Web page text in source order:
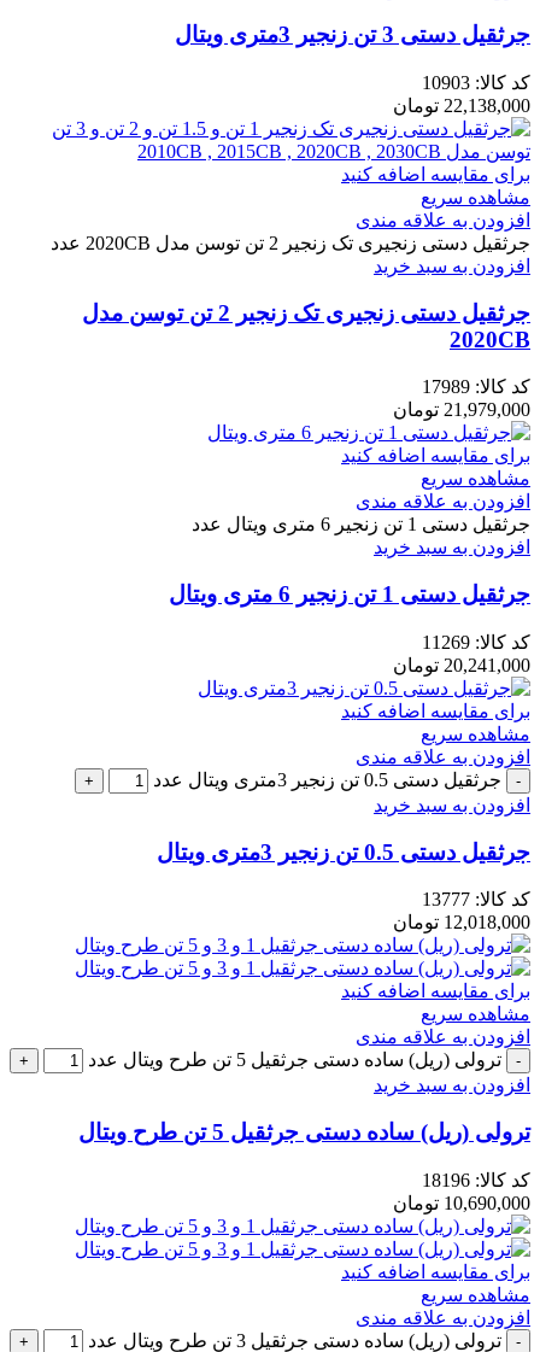
جرثقیل دستی 3 تن زنجیر 3متری ویتال
کد کالا: 10903
22,138,000 تومان
برای مقایسه اضافه کنید
مشاهده سریع
افزودن به علاقه مندی
جرثقیل دستی زنجیری تک زنجیر 2 تن توسن مدل 2020CB عدد
افزودن به سبد خرید
جرثقیل دستی زنجیری تک زنجیر 2 تن توسن مدل
2020CB
کد کالا: 17989
21,979,000 تومان
برای مقایسه اضافه کنید
مشاهده سریع
افزودن به علاقه مندی
جرثقیل دستی 1 تن زنجیر 6 متری ویتال عدد
افزودن به سبد خرید
جرثقیل دستی 1 تن زنجیر 6 متری ویتال
کد کالا: 11269
20,241,000 تومان
برای مقایسه اضافه کنید
مشاهده سریع
افزودن به علاقه مندی
جرثقیل دستی 0.5 تن زنجیر 3متری ویتال عدد
افزودن به سبد خرید
جرثقیل دستی 0.5 تن زنجیر 3متری ویتال
کد کالا: 13777
12,018,000 تومان
برای مقایسه اضافه کنید
مشاهده سریع
افزودن به علاقه مندی
ترولی (ریل) ساده دستی جرثقیل 5 تن طرح ویتال عدد
افزودن به سبد خرید
ترولی (ریل) ساده دستی جرثقیل 5 تن طرح ویتال
کد کالا: 18196
10,690,000 تومان
برای مقایسه اضافه کنید
مشاهده سریع
افزودن به علاقه مندی
ترولی (ریل) ساده دستی جرثقیل 3 تن طرح ویتال عدد